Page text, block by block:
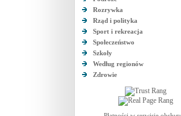
Rozrywka
Rząd i polityka
Sport i rekreacja
Społeczeństwo
Szkoły
Według regionów
Zdrowie